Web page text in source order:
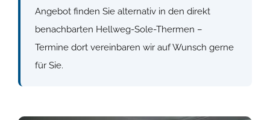
Angebot finden Sie alternativ in den direkt
benachbarten Hellweg-Sole-Thermen –
Termine dort vereinbaren wir auf Wunsch gerne
für Sie.